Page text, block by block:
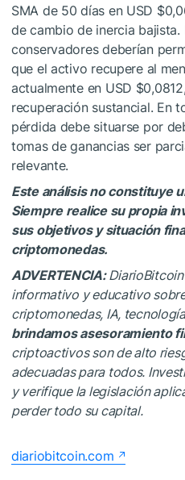
SMA de 50 días en USD
de cambio de inercia bajista.
conservadores deberían
que el activo recupere al
actualmente en USD
recuperación sustancial. En
pérdida debe situarse por
tomas de ganancias ser
relevante.
Este análisis no constituye
Siempre realice su propia
sus objetivos y situación
criptomonedas.
ADVERTENCIA:
informativo y educativo
criptomonedas, IA,
brindamos asesoramiento
criptoactivos son de alto
adecuadas para todos.
y verifique la legislación
perder todo su capital.
diariobitcoin.com